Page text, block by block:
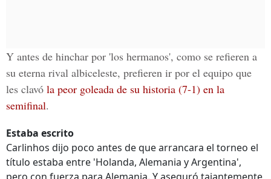
Y antes de hinchar por 'los hermanos', como se refieren a
su eterna rival albiceleste, prefieren ir por el equipo que
les clavó la peor goleada de su historia (7-1) en la
semifinal.
Estaba escrito
Carlinhos dijo poco antes de que arrancara el torneo el
título estaba entre 'Holanda, Alemania y Argentina',